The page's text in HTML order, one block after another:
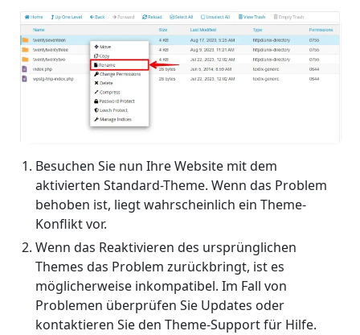
Besuchen Sie nun Ihre Website mit dem
aktivierten Standard-Theme. Wenn das Problem
behoben ist, liegt wahrscheinlich ein Theme-
Konflikt vor.
Wenn das Reaktivieren des ursprünglichen
Themes das Problem zurückbringt, ist es
möglicherweise inkompatibel. Im Fall von
Problemen überprüfen Sie Updates oder
kontaktieren Sie den Theme-Support für Hilfe.